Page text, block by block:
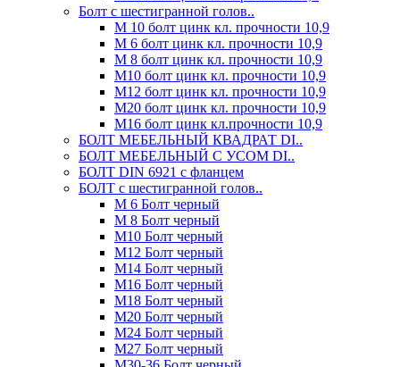
Болт с шестигранной голов..
М 10 болт цинк кл. прочности 10,9
М 6 болт цинк кл. прочности 10,9
М 8 болт цинк кл. прочности 10,9
М10 болт цинк кл. прочности 10,9
М12 болт цинк кл. прочности 10,9
М20 болт цинк кл. прочности 10,9
М16 болт цинк кл.прочности 10,9
БОЛТ МЕБЕЛЬНЫЙ КВАДРАТ DI..
БОЛТ МЕБЕЛЬНЫЙ С УСОМ DI..
БОЛТ DIN 6921 c фланцем
БОЛТ с шестигранной голов..
М 6 Болт черный
М 8 Болт черный
М10 Болт черный
М12 Болт черный
М14 Болт черный
М16 Болт черный
М18 Болт черный
М20 Болт черный
М24 Болт черный
М27 Болт черный